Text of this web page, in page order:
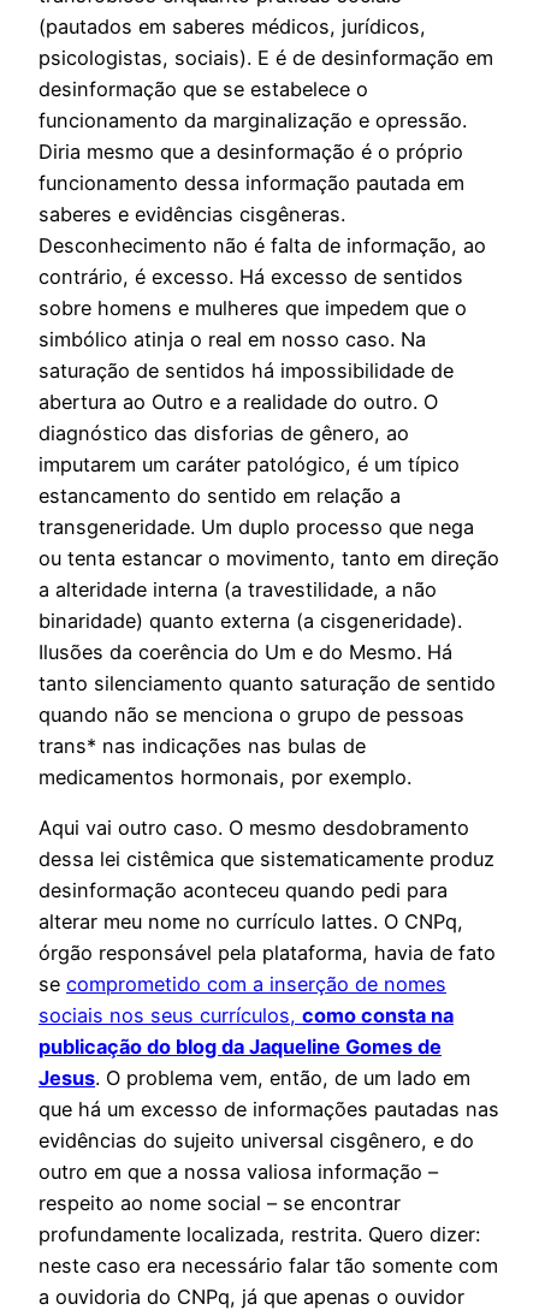
(pautados em saberes médicos, jurídicos,
psicologistas, sociais). E é de desinformação em
desinformação que se estabelece o
funcionamento da marginalização e opressão.
Diria mesmo que a desinformação é o próprio
funcionamento dessa informação pautada em
saberes e evidências cisgêneras.
Desconhecimento não é falta de informação, ao
contrário, é excesso. Há excesso de sentidos
sobre homens e mulheres que impedem que o
simbólico atinja o real em nosso caso. Na
saturação de sentidos há impossibilidade de
abertura ao Outro e a realidade do outro. O
diagnóstico das disforias de gênero, ao
imputarem um caráter patológico, é um típico
estancamento do sentido em relação a
transgeneridade. Um duplo processo que nega
ou tenta estancar o movimento, tanto em direção
a alteridade interna (a travestilidade, a não
binaridade) quanto externa (a cisgeneridade).
Ilusões da coerência do Um e do Mesmo. Há
tanto silenciamento quanto saturação de sentido
quando não se menciona o grupo de pessoas
trans* nas indicações nas bulas de
medicamentos hormonais, por exemplo.
Aqui vai outro caso. O mesmo desdobramento
dessa lei cistêmica que sistematicamente produz
desinformação aconteceu quando pedi para
alterar meu nome no currículo lattes. O CNPq,
órgão responsável pela plataforma, havia de fato
se comprometido com a inserção de nomes
sociais nos seus currículos, como consta na
publicação do blog da Jaqueline Gomes de
Jesus. O problema vem, então, de um lado em
que há um excesso de informações pautadas nas
evidências do sujeito universal cisgênero, e do
outro em que a nossa valiosa informação –
respeito ao nome social – se encontrar
profundamente localizada, restrita. Quero dizer:
neste caso era necessário falar tão somente com
a ouvidoria do CNPq, já que apenas o ouvidor